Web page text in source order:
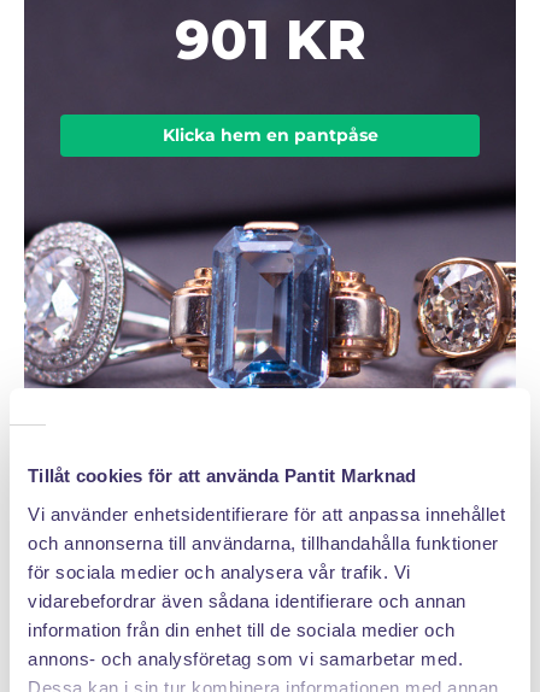
Tillåt cookies för att använda Pantit Marknad
Vi använder enhetsidentifierare för att anpassa innehållet
och annonserna till användarna, tillhandahålla funktioner
för sociala medier och analysera vår trafik. Vi
vidarebefordrar även sådana identifierare och annan
information från din enhet till de sociala medier och
annons- och analysföretag som vi samarbetar med.
Dessa kan i sin tur kombinera informationen med annan
901 KR
Klicka hem en pantpåse
DÄRFÖR SÄLJER DU MED PANTIT